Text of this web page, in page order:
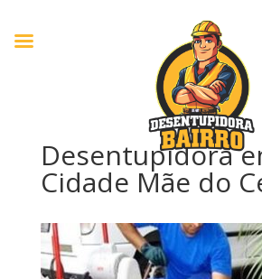
Desentupidora
Cidade Mãe do